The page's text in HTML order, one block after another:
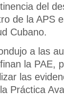
del
de la APS
Cubano.
a las
la PAE,
las
Práctica